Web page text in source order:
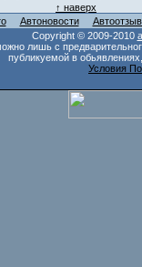
↑ наверх
Автоновости
Copyright © 2009-2010
лишь с
публикуемой в
Условия